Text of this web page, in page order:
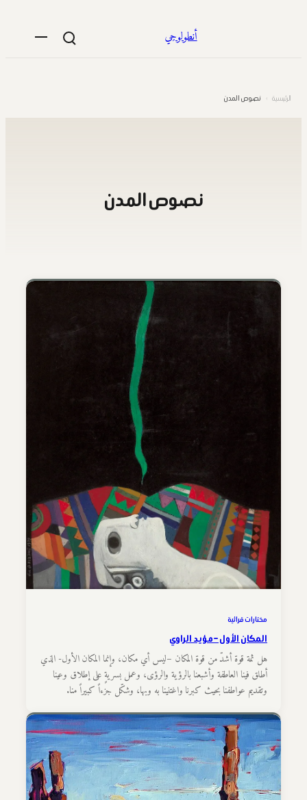
أنطولوجي
الرئيسية › نصوص المدن
نصوص المدن
مختارات قرائية
المكان الأول – مؤيد الراوي
هل ثمة قوة أشدّ من قوة المكان –ليس أي مكان، وإنما المكان الأول- الذي
أطلق فينا العاطفة وأشبعنا بالرؤية والرؤى، وعمل بسريةٍ على إطلاق وعينا
وتقديم عواطفنا بحيث كبرنا واغتنينا به وبها، وشكّل جزءاً كبيراً منا.